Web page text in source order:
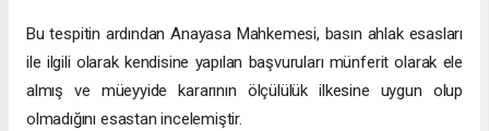
Bu tespitin ardından Anayasa Mahkemesi, basın ahlak esasları
ile ilgili olarak kendisine yapılan başvuruları münferit olarak ele
almış ve müeyyide kararının ölçülülük ilkesine uygun olup
olmadığını esastan incelemiştir.